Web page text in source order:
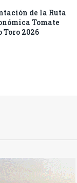
de la Ruta
Tomate
Toro 2026